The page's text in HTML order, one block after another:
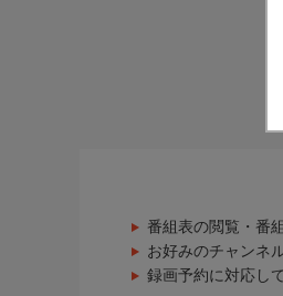
番組表の閲覧・番
お好みのチャンネ
録画予約に対応し